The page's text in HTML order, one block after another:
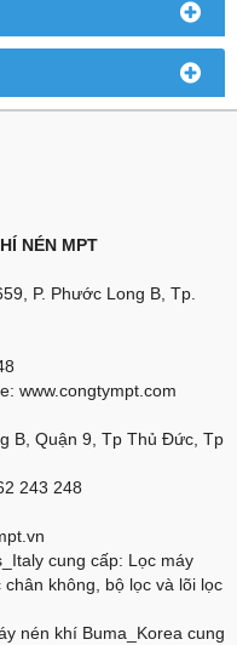
NÉN MPT
P. Phước Long B, Tp.
www.congtympt.com
B, Quận 9, Tp Thủ Đức, Tp
243 248
cung cấp: Lọc máy
không, bộ lọc và lõi lọc
nén khí Buma_Korea cung